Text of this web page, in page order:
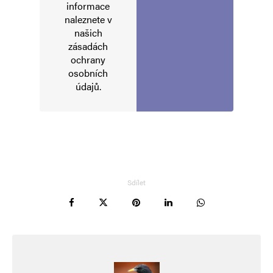
Napsat komentář
Vaše e-mailová adresa nebude zveřejněna.
informace
naleznete v
našich
zásadách
ochrany
osobních
údajů.
Sdílet